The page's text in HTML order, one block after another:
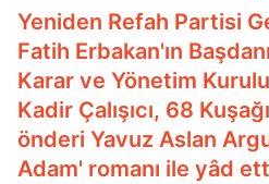
Yeniden Refah Partisi
Fatih Erbakan'ın
Karar ve Yönetim
Kadir Çalışıcı, 68
önderi Yavuz Aslan
Adam' romanı ile yâd